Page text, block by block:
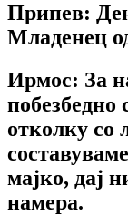
Припев:
Младенец
Ирмос: За
побезбедно
отколку со
мајко, дај
намера.